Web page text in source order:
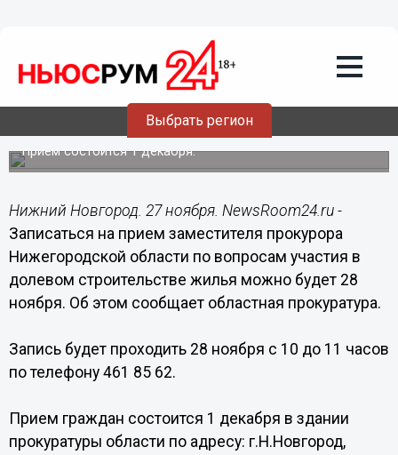
Выбрать регион
Записаться на прием зампрокурора
Нижегородской области по вопросам
участия в долевом строительстве
жилья можно будет 28 ноября
Прием состоится 1 декабря.
Нижний Новгород. 27 ноября. NewsRoom24.ru -
Записаться на прием заместителя прокурора
Нижегородской области по вопросам участия в
долевом строительстве жилья можно будет 28
ноября. Об этом сообщает областная прокуратура.
Запись будет проходить 28 ноября с 10 до 11 часов
по телефону 461 85 62.
Прием граждан состоится 1 декабря в здании
прокуратуры области по адресу: г.Н.Новгород,